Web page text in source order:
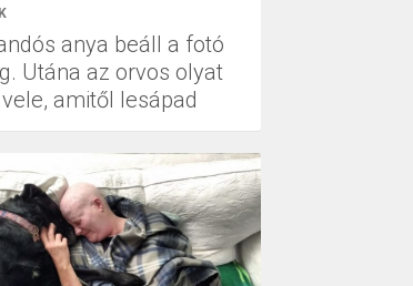
anya beáll a fotó
Utána az orvos olyat
amitől lesápad